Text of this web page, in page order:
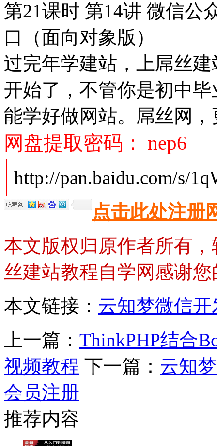
第21课时 第14讲 微信公
口（面向对象版）
过完年学建站，上屌丝
开始了，不管你是初中
能学好做网站。屌丝网
网盘提取密码： nep6
http://pan.baidu.com/s/
点击此处注册
本文版权归原作者所有
丝建站教程自学网感谢
本文链接： 云知梦微信
上一篇： ThinkPHP结合
视频教程 下一篇： 云知
会员注册
推荐内容